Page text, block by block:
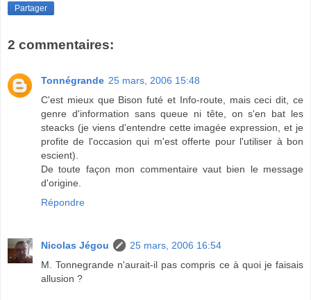
Partager
2 commentaires:
Tonnégrande 25 mars, 2006 15:48
C'est mieux que Bison futé et Info-route, mais ceci dit, ce
genre d'information sans queue ni tête, on s'en bat les
steacks (je viens d'entendre cette imagée expression, et je
profite de l'occasion qui m'est offerte pour l'utiliser à bon
escient).
De toute façon mon commentaire vaut bien le message
d'origine.
Répondre
Nicolas Jégou
25 mars, 2006 16:54
M. Tonnegrande n'aurait-il pas compris ce à quoi je faisais
allusion ?